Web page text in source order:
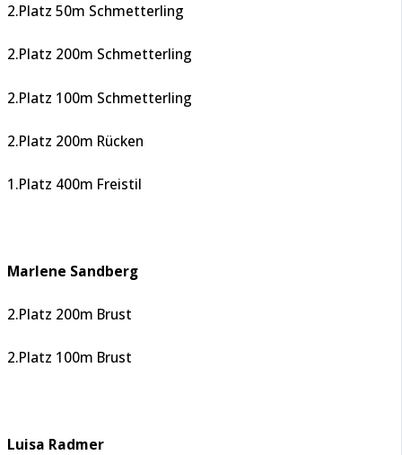
2.Platz 50m Schmetterling
2.Platz 200m Schmetterling
2.Platz 100m Schmetterling
2.Platz 200m Rücken
1.Platz 400m Freistil
Marlene Sandberg
2.Platz 200m Brust
2.Platz 100m Brust
Luisa Radmer